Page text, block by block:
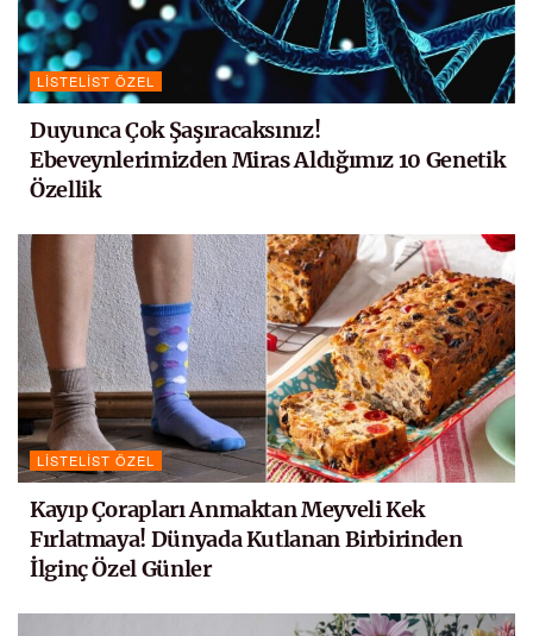
LISTELIST ÖZEL
Duyunca Çok Şaşıracaksınız!
Ebeveynlerimizden Miras Aldığımız 10 Genetik
Özellik
LISTELIST ÖZEL
Kayıp Çorapları Anmaktan Meyveli Kek
Fırlatmaya! Dünyada Kutlanan Birbirinden
İlginç Özel Günler